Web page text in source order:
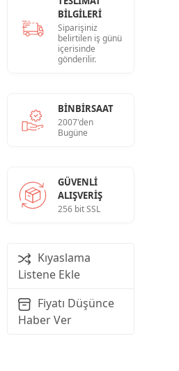
BİLGİLERİ
Siparişiniz
belirtilen iş günü
içerisinde
gönderilir.
BINBIRSAAT
2007'den
Bugüne
GÜVENLI
ALIŞVERIŞ
256 bit SSL
Kıyaslama
Listene Ekle
Fiyatı Düşünce
Haber Ver